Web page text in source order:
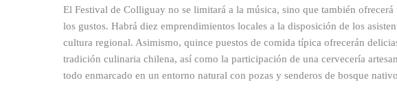
El Festival de Colliguay no se limitará a la música, sino que también
los gustos. Habrá diez emprendimientos locales a la disposición de los
cultura regional. Asimismo, quince puestos de comida típica ofrecerán
tradición culinaria chilena, así como la participación de una cervecería
todo enmarcado en un entorno natural con pozas y senderos de bosque